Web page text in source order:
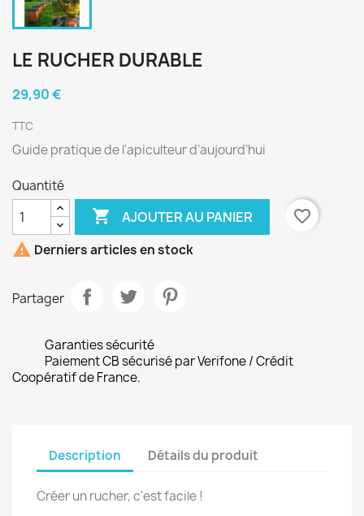
LE RUCHER DURABLE
29,90 €
TTC
Guide pratique de l'apiculteur d'aujourd'hui
Quantité
 AJOUTER AU PANIER
favorite_border
 Derniers articles en stock
Partager
Garanties sécurité
Paiement CB sécurisé par Verifone / Crédit
Coopératif de France.
Description Détails du produit
Créer un rucher, c'est facile !